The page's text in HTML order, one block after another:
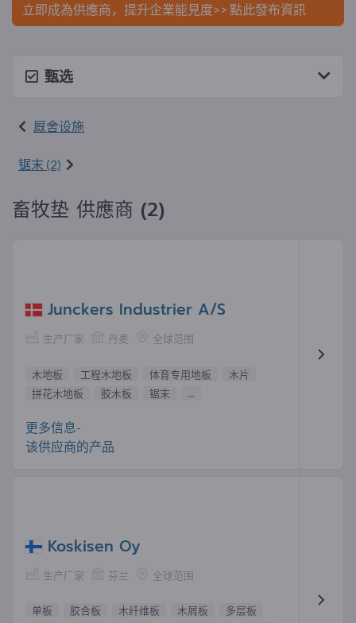
立即成為供應商，提升企業能見度>> 點此發布資訊
甄选
厩舍设施
锯末 (2)
畜牧垫 供應商 (2)
Junckers Industrier A/S
生产厂家 丹麦 全球范围
木地板 工程木地板 体育专用地板
木片
拼花木地板
胶木板 锯末 ...
更多信息-
该供应商的产品
Koskisen Oy
生产厂家 芬兰 全球范围
单板 胶合板 木纤维板 木屑板
多层板